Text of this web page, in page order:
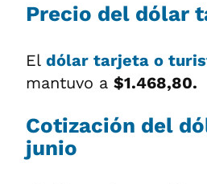
Precio del dólar
El dólar tarjeta o
mantuvo a $1.468,80.
Cotización del
junio